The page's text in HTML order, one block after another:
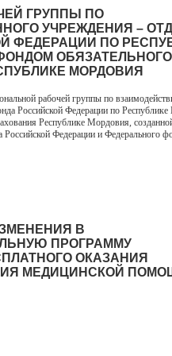
ГРУППЫ ПО
УЧРЕЖДЕНИЯ –
ФЕДЕРАЦИИ ПО
ОБЯЗАТЕЛЬНОГО
МОРДОВИЯ
рабочей группы по
Российской Федерации по
Республике Мордовия,
Российской Федерации и Федерального
В
ПРОГРАММУ
ОКАЗАНИЯ
МЕДИЦИНСКОЙ